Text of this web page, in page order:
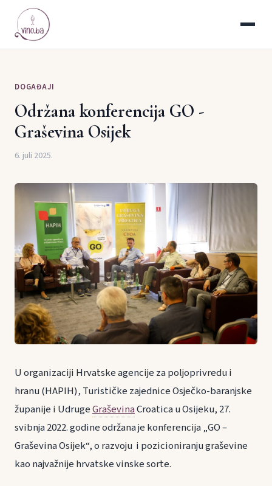
DOGAĐAJI
Održana konferencija GO -
Graševina Osijek
6. juli 2025.
U organizaciji Hrvatske agencije za poljoprivredu i
hranu (HAPIH), Turističke zajednice Osječko-baranjske
županije i UdrugeGraševinaCroatica u Osijeku, 27.
svibnja 2022. godine održana je konferencija „GO –
Graševina Osijek“, o razvoju i pozicioniranju graševine
kao najvažnije hrvatske vinske sorte.